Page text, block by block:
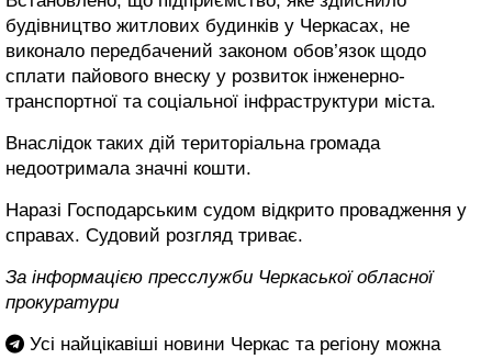
будівництво житлових будинків у Черкасах, не
виконало передбачений законом обов’язок щодо
сплати пайового внеску у розвиток інженерно-
транспортної та соціальної інфраструктури міста.
Внаслідок таких дій територіальна громада
недоотримала значні кошти.
Наразі Господарським судом відкрито провадження у
справах. Судовий розгляд триває.
За інформацією пресслужби Черкаської обласної
прокуратури
Усі найцікавіші новини Черкас та регіону можна